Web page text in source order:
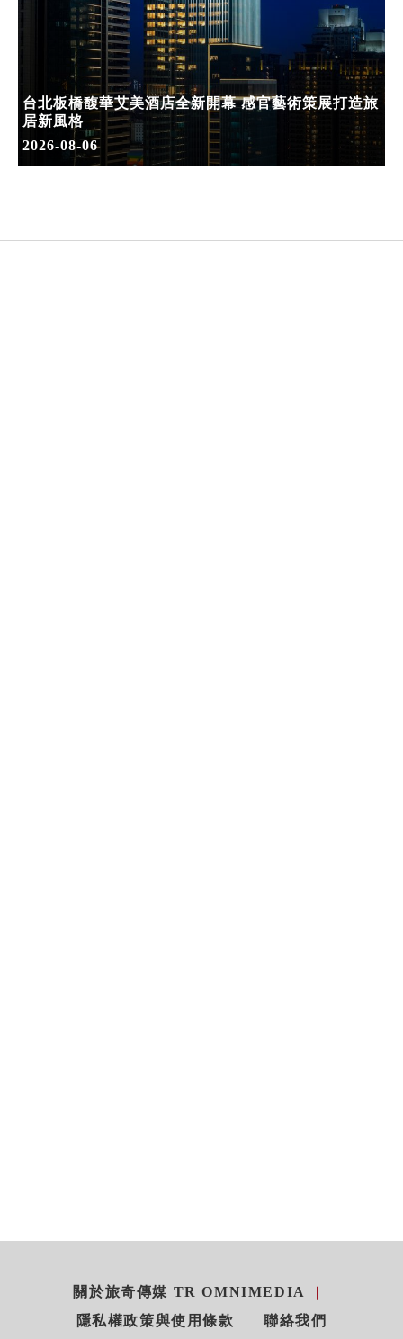
台北板橋馥華艾美酒店全新開幕 感官藝術策展打造旅
居新風格
2026-08-06
關於旅奇傳媒 TR OMNIMEDIA
隱私權政策與使用條款
聯絡我們